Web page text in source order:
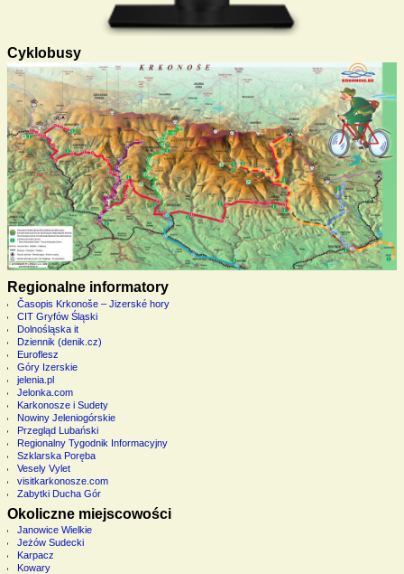
Cyklobusy
Regionalne informatory
Časopis Krkonoše – Jizerské hory
CIT Gryfów Śląski
Dolnośląska it
Dziennik (denik.cz)
Euroflesz
Góry Izerskie
jelenia.pl
Jelonka.com
Karkonosze i Sudety
Nowiny Jeleniogórskie
Przegląd Lubański
Regionalny Tygodnik Informacyjny
Szklarska Poręba
Vesely Vylet
visitkarkonosze.com
Zabytki Ducha Gór
Okoliczne miejscowości
Janowice Wielkie
Jeżów Sudecki
Karpacz
Kowary